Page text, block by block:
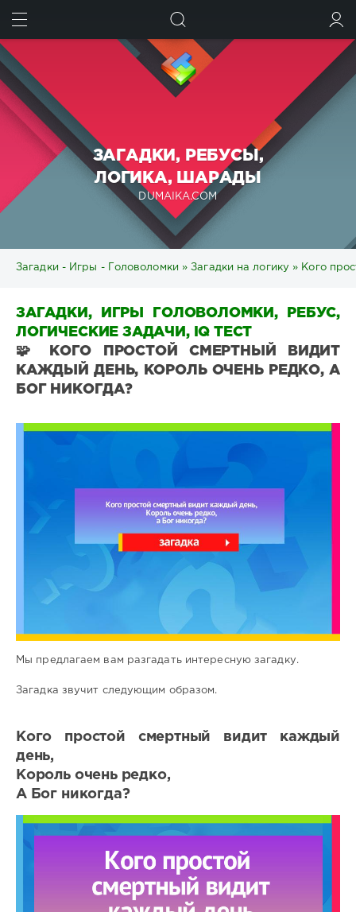
ЗАГАДКИ, РЕБУСЫ,
ЛОГИКА, ШАРАДЫ
DUMAIKA.COM
Загадки - Игры - Головоломки »Загадки на логику » Кого
ЗАГАДКИ, ИГРЫ ГОЛОВОЛОМКИ, РЕБУС,
ЛОГИЧЕСКИЕ ЗАДАЧИ, IQ ТЕСТ
🧩 КОГО ПРОСТОЙ СМЕРТНЫЙ ВИДИТ
КАЖДЫЙ ДЕНЬ, КОРОЛЬ ОЧЕНЬ РЕДКО, А
БОГ НИКОГДА?
Мы предлагаем вам разгадать интересную загадку.
Загадка звучит следующим образом.
Кого простой смертный видит каждый
день,
Король очень редко,
А Бог никогда?